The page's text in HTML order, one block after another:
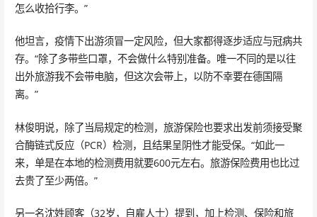
怎么收拾行李。”
他坦言，疫情下出游须冒一定风险，但大家都得逐步适应与冠病共
存。“除了多带些口罩，不会做什么特别准备。唯一不同的是以往
出外旅游我不会带电脑，但这次会带上，以防不幸要在德国隔
离。”
林俊明说，除了当局规定的检测，旅游保险也要求出发前须接受聚
合酶链式反应（PCR）检测，且结果呈阴性才能受保。“如此一
来，单是在本地的检测费用就要600元左右。旅游保险费用也比过
去贵了至少两倍。”
另一名沈姓顾客（32岁，自雇人士）提到，加上检测、保险和旅